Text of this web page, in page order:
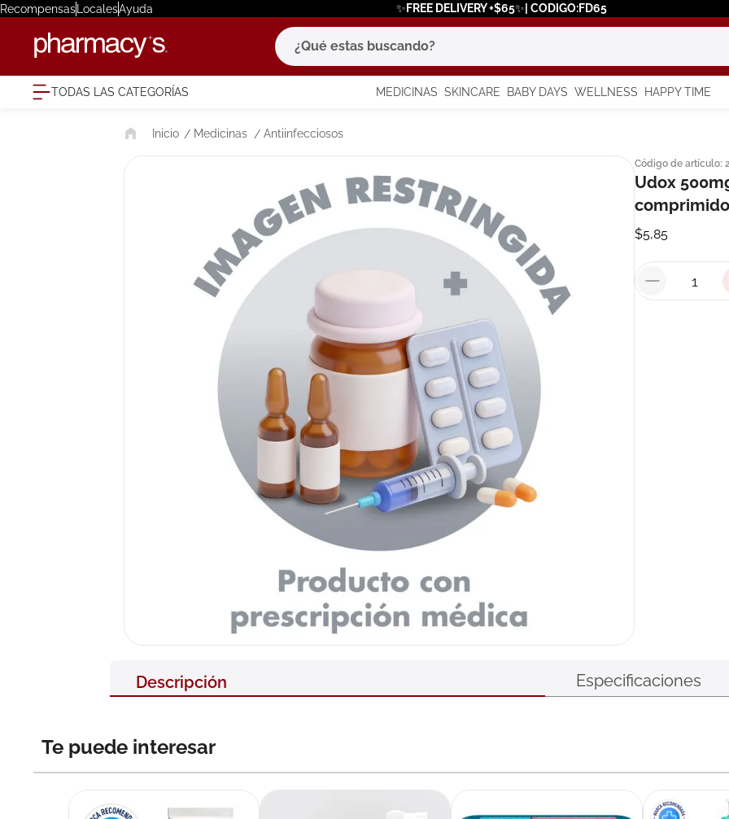
RecompensasLocalesAyuda ✨FREE DELIVERY +$65✨| CODIGO:FD65
¿Qué estas buscando?
TODAS LAS CATEGORÍAS MEDICINAS SKINCARE BABY DAYS WELLNESS HAPPY TIME
Medicinas Antiinfecciosos
Código de artículo:
Udox
$5,85
Descripción Especificaciones
Te puede interesar
términos más buscados
1. eucerin
3. bioderma
7.
. roche posay
9. nivea
10 pañales